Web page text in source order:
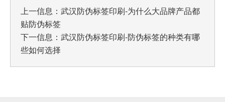
上一信息： 武汉防伪标签印刷-为什么大品牌产品都
贴防伪标签
下一信息： 武汉防伪标签印刷-防伪标签的种类有哪
些如何选择